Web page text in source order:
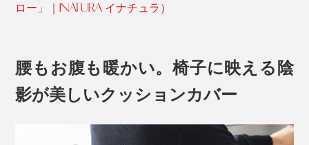
ロー」｜INATURA イナチュラ）
腰もお腹も暖かい。椅子に映える陰
影が美しいクッションカバー